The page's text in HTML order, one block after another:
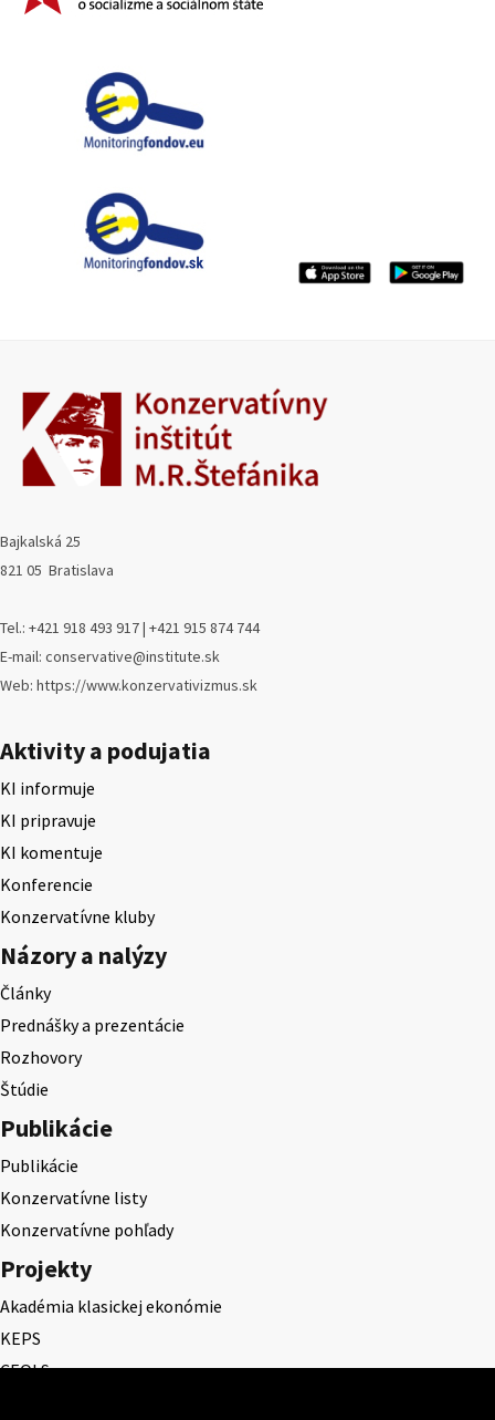
Bajkalská 25
821 05 Bratislava
Tel.: +421 918 493 917 | +421 915 874 744
E-mail: conservative@institute.sk
Web: https://www.konzervativizmus.sk
Aktivity a podujatia
KI informuje
KI pripravuje
KI komentuje
Konferencie
Konzervatívne kluby
Názory a nalýzy
Články
Prednášky a prezentácie
Rozhovory
Štúdie
Publikácie
Publikácie
Konzervatívne listy
Konzervatívne pohľady
Projekty
Akadémia klasickej ekonómie
KEPS
CEQLS